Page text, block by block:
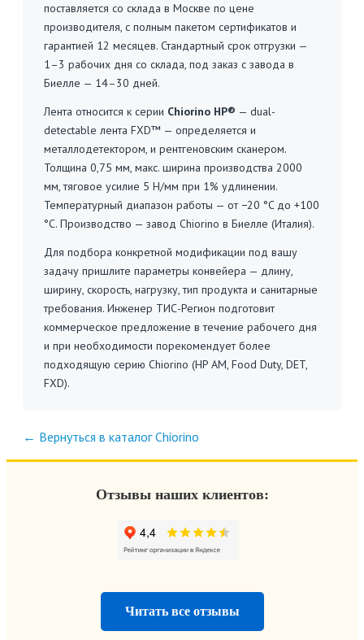
поставляется со склада в Москве по цене
производителя, с полным пакетом сертификатов и
гарантией 12 месяцев. Стандартный срок отгрузки —
1–3 рабочих дня со склада, под заказ с завода в
Биелле — 14–30 дней.
Лента относится к серии Chiorino HP® — dual-
detectable лента FXD™ — определяется и
металлодетектором, и рентгеновским сканером.
Толщина 0,75 мм, макс. ширина производства 2000
мм, тяговое усилие 5 Н/мм при 1% удлинении.
Температурный диапазон работы — от −20 °C до +100
°C. Производство — завод Chiorino в Биелле (Италия).
Для подбора конкретной модификации под вашу
задачу пришлите параметры конвейера — длину,
ширину, скорость, нагрузку, тип продукта и санитарные
требования. Инженер ТИС-Регион подготовит
коммерческое предложение в течение рабочего дня
и при необходимости порекомендует более
подходящую серию Chiorino (HP AM, Food Duty, DET,
FXD).
← Вернуться в каталог Chiorino
Отзывы наших клиентов:
Читать все отзывы